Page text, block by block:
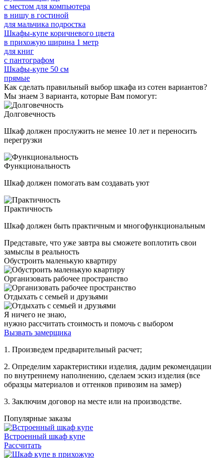
с местом для компьютера
в нишу в гостиной
для мальчика подростка
Шкафы-купе коричневого цвета
в прихожую ширина 1 метр
для книг
с пантографом
Шкафы-купе 50 см
прямые
Как сделать правильный выбор шкафа из сотен вариантов?
Мы знаем 3 варианта, которые Вам помогут:
Долговечность
Шкаф должен прослужить не менее 10 лет и переносить
перегрузки
Функциональность
Шкаф должен помогать вам создавать уют
Практичность
Шкаф должен быть практичным и многофункциональным
Представьте, что уже завтра вы сможете воплотить свои
замыслы в реальность
Обустроить маленькую квартиру
Организовать рабочее пространство
Отдыхать с семьей и друзьями
Я ничего не знаю,
нужно рассчитать стоимость и помочь с выбором
Вызвать замерщика
1. Произведем предварительный расчет;
2. Определим характеристики изделия, дадим рекомендации
по внутреннему наполнению, сделаем эскиз изделия (все
образцы материалов и оттенков привозим на замер)
3. Заключим договор на месте или на производстве.
Популярные заказы
Встроенный шкаф купе
Рассчитать